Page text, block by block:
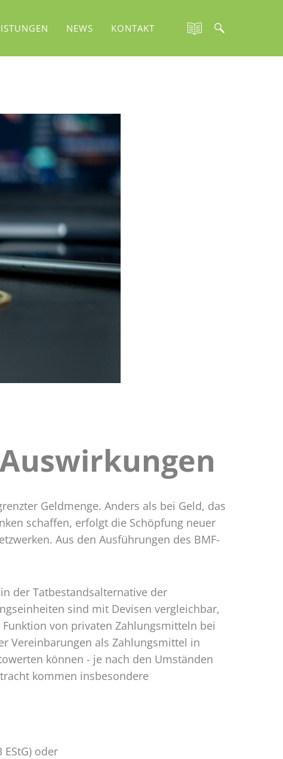
NEWS KONTAKT
Geldmenge. Anders als bei Geld, das
schaffen, erfolgt die Schöpfung neuer
Aus den Ausführungen des BMF-
der Tatbestandsalternative der
sind mit Devisen vergleichbar,
von privaten Zahlungsmitteln bei
Vereinbarungen als Zahlungsmittel in
können - je nach den Umständen
kommen insbesondere
oder